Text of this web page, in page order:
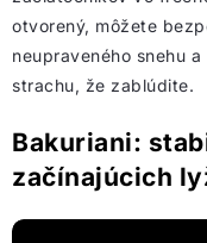
otvorený, môžete
neupraveného snehu
strachu, že zablúdite.
Bakuriani:
začínajúcich